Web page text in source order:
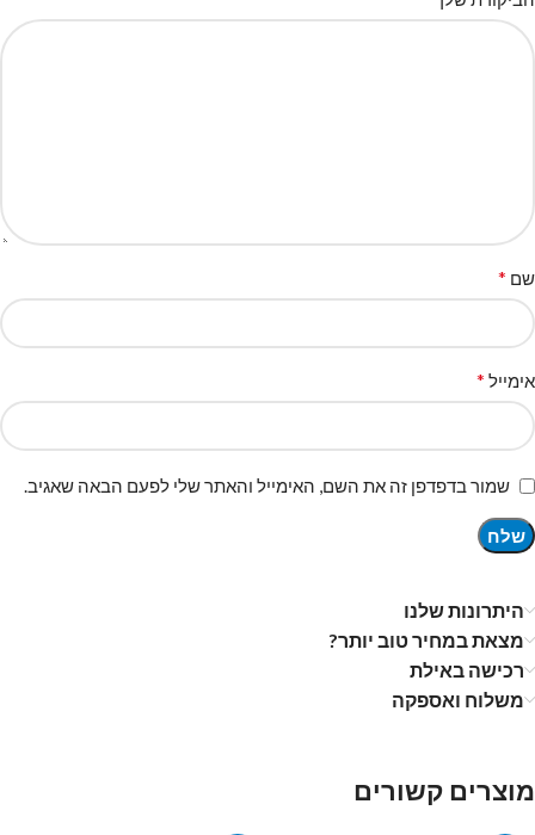
שם *
אימייל *
שמור בדפדפן זה את השם, האימייל והאתר שלי לפעם הבאה שאגיב.
היתרונות שלנו
מצאת במחיר טוב יותר?
רכישה באילת
משלוח ואספקה
מוצרים קשורים